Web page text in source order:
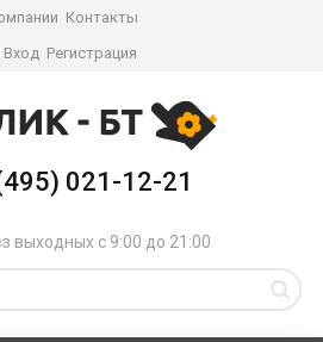
Контакты
Вход Регистрация
021-12-21
выходных с 9:00 до 21:00